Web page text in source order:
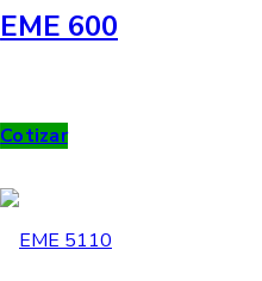
EME 600
Cotizar